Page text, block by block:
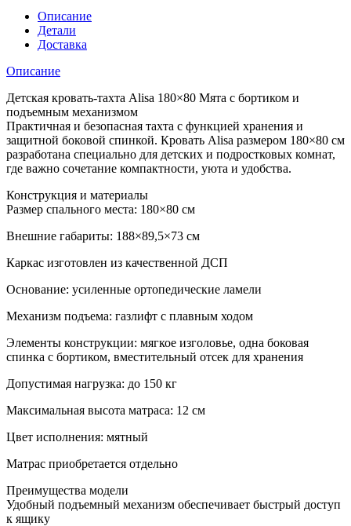
Описание
Детали
Доставка
Описание
Детская кровать-тахта Alisa 180×80 Мята с бортиком и
подъемным механизмом
Практичная и безопасная тахта с функцией хранения и
защитной боковой спинкой. Кровать Alisa размером 180×80 см
разработана специально для детских и подростковых комнат,
где важно сочетание компактности, уюта и удобства.
Конструкция и материалы
Размер спального места: 180×80 см
Внешние габариты: 188×89,5×73 см
Каркас изготовлен из качественной ДСП
Основание: усиленные ортопедические ламели
Механизм подъема: газлифт с плавным ходом
Элементы конструкции: мягкое изголовье, одна боковая
спинка с бортиком, вместительный отсек для хранения
Допустимая нагрузка: до 150 кг
Максимальная высота матраса: 12 см
Цвет исполнения: мятный
Матрас приобретается отдельно
Преимущества модели
Удобный подъемный механизм обеспечивает быстрый доступ
к ящику